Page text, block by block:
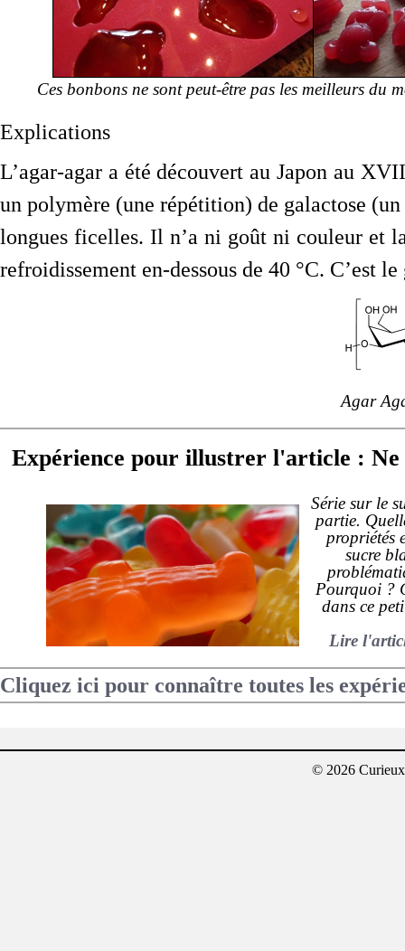
Ces bonbons ne sont peut-être pas les meilleurs du
Explications
L’agar-agar a été découvert au Japon au XVII
un polymère (une répétition) de galactose
longues ficelles. Il n’a ni goût ni couleur et
refroidissement en-dessous de 40 °C. C’est
Agar
Expérience pour illustrer l'article : Ne
Série sur le
partie.
propriétés
sucre
Pourquoi ?
dans ce
Lire
Cliquez ici pour connaître toutes les
© 2026